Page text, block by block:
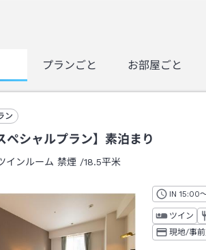
プランごと お部屋ごと
ン
ペシャルプラン】素泊まり
インルーム 禁煙/18.5平米
IN チェッ
15:00
ツイン
現地/事